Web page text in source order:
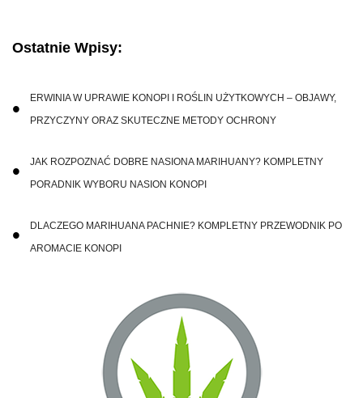
Ostatnie Wpisy:
ERWINIA W UPRAWIE KONOPI I ROŚLIN UŻYTKOWYCH – OBJAWY,
PRZYCZYNY ORAZ SKUTECZNE METODY OCHRONY
JAK ROZPOZNAĆ DOBRE NASIONA MARIHUANY? KOMPLETNY
PORADNIK WYBORU NASION KONOPI
DLACZEGO MARIHUANA PACHNIE? KOMPLETNY PRZEWODNIK PO
AROMACIE KONOPI